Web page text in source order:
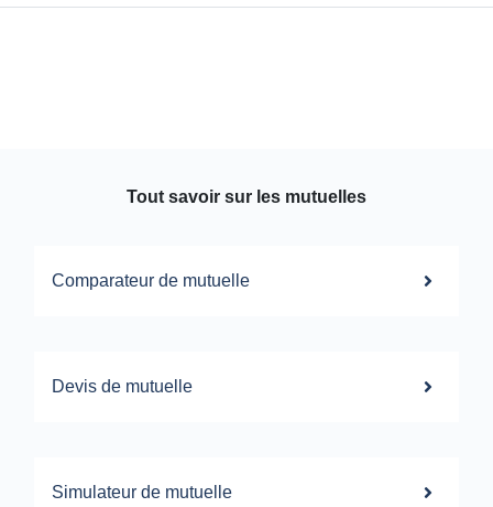
Tout savoir sur les mutuelles
Comparateur de mutuelle
Devis de mutuelle
Simulateur de mutuelle